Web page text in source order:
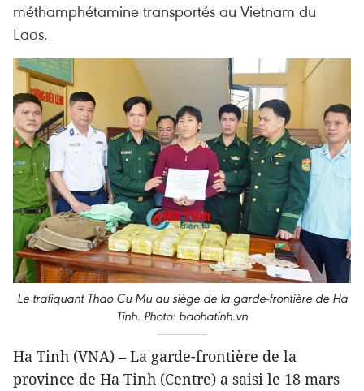
méthamphétamine transportés au Vietnam du
Laos.
Le trafiquant Thao Cu Mu au siège de la garde-frontière de Ha
Tinh. Photo: baohatinh.vn
Ha Tinh (VNA) – La garde-frontière de la
province de Ha Tinh (Centre) a saisi le 18 mars